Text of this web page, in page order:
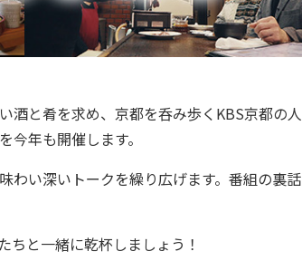
酒と肴を求め、京都を呑み歩くKBS京都の人
年も開催します。
わい深いトークを繰り広げます。番組の裏話
と一緒に乾杯しましょう！